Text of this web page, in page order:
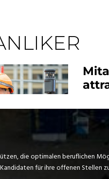
die optimalen beruflichen
für ihre offenen Stellen